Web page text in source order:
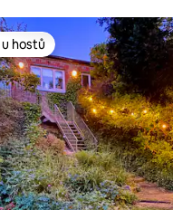
Oblíbené u hostů
hostů